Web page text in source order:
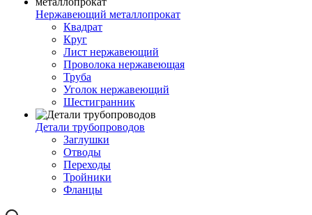
Нержавеющий металлопрокат
Квадрат
Круг
Лист нержавеющий
Проволока нержавеющая
Труба
Уголок нержавеющий
Шестигранник
Детали трубопроводов
Заглушки
Отводы
Переходы
Тройники
Фланцы